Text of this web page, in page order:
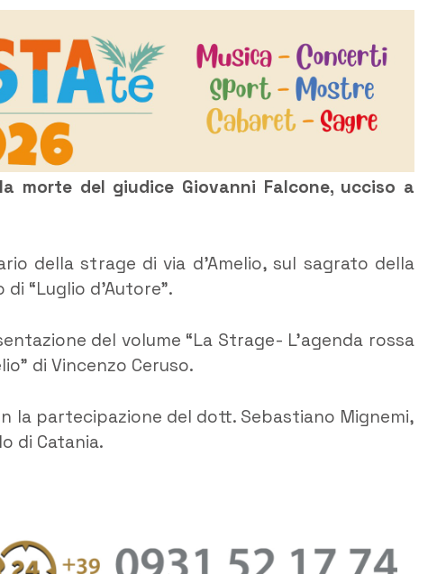
morte del giudice Giovanni Falcone, ucciso a
della strage di via d’Amelio, sul sagrato della
“Luglio d’Autore”.
del volume “La Strage- L’agenda rossa
di Vincenzo Ceruso.
la partecipazione del dott. Sebastiano Mignemi,
di Catania.